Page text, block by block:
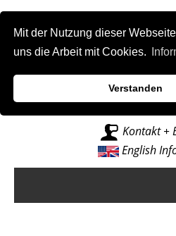
Mit der Nutzung dieser
uns die Arbeit mit Cookies.
Verstanden
Intelligenz für
Kontakt +
English